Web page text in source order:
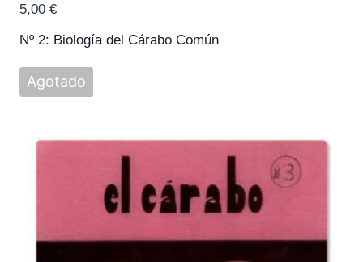
Nº 2: Biología del Cárabo Común
5,00 €
Agotado